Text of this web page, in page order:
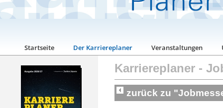
Startseite Der Karriereplaner Veranstaltungen
Karriereplaner -
zurück zu